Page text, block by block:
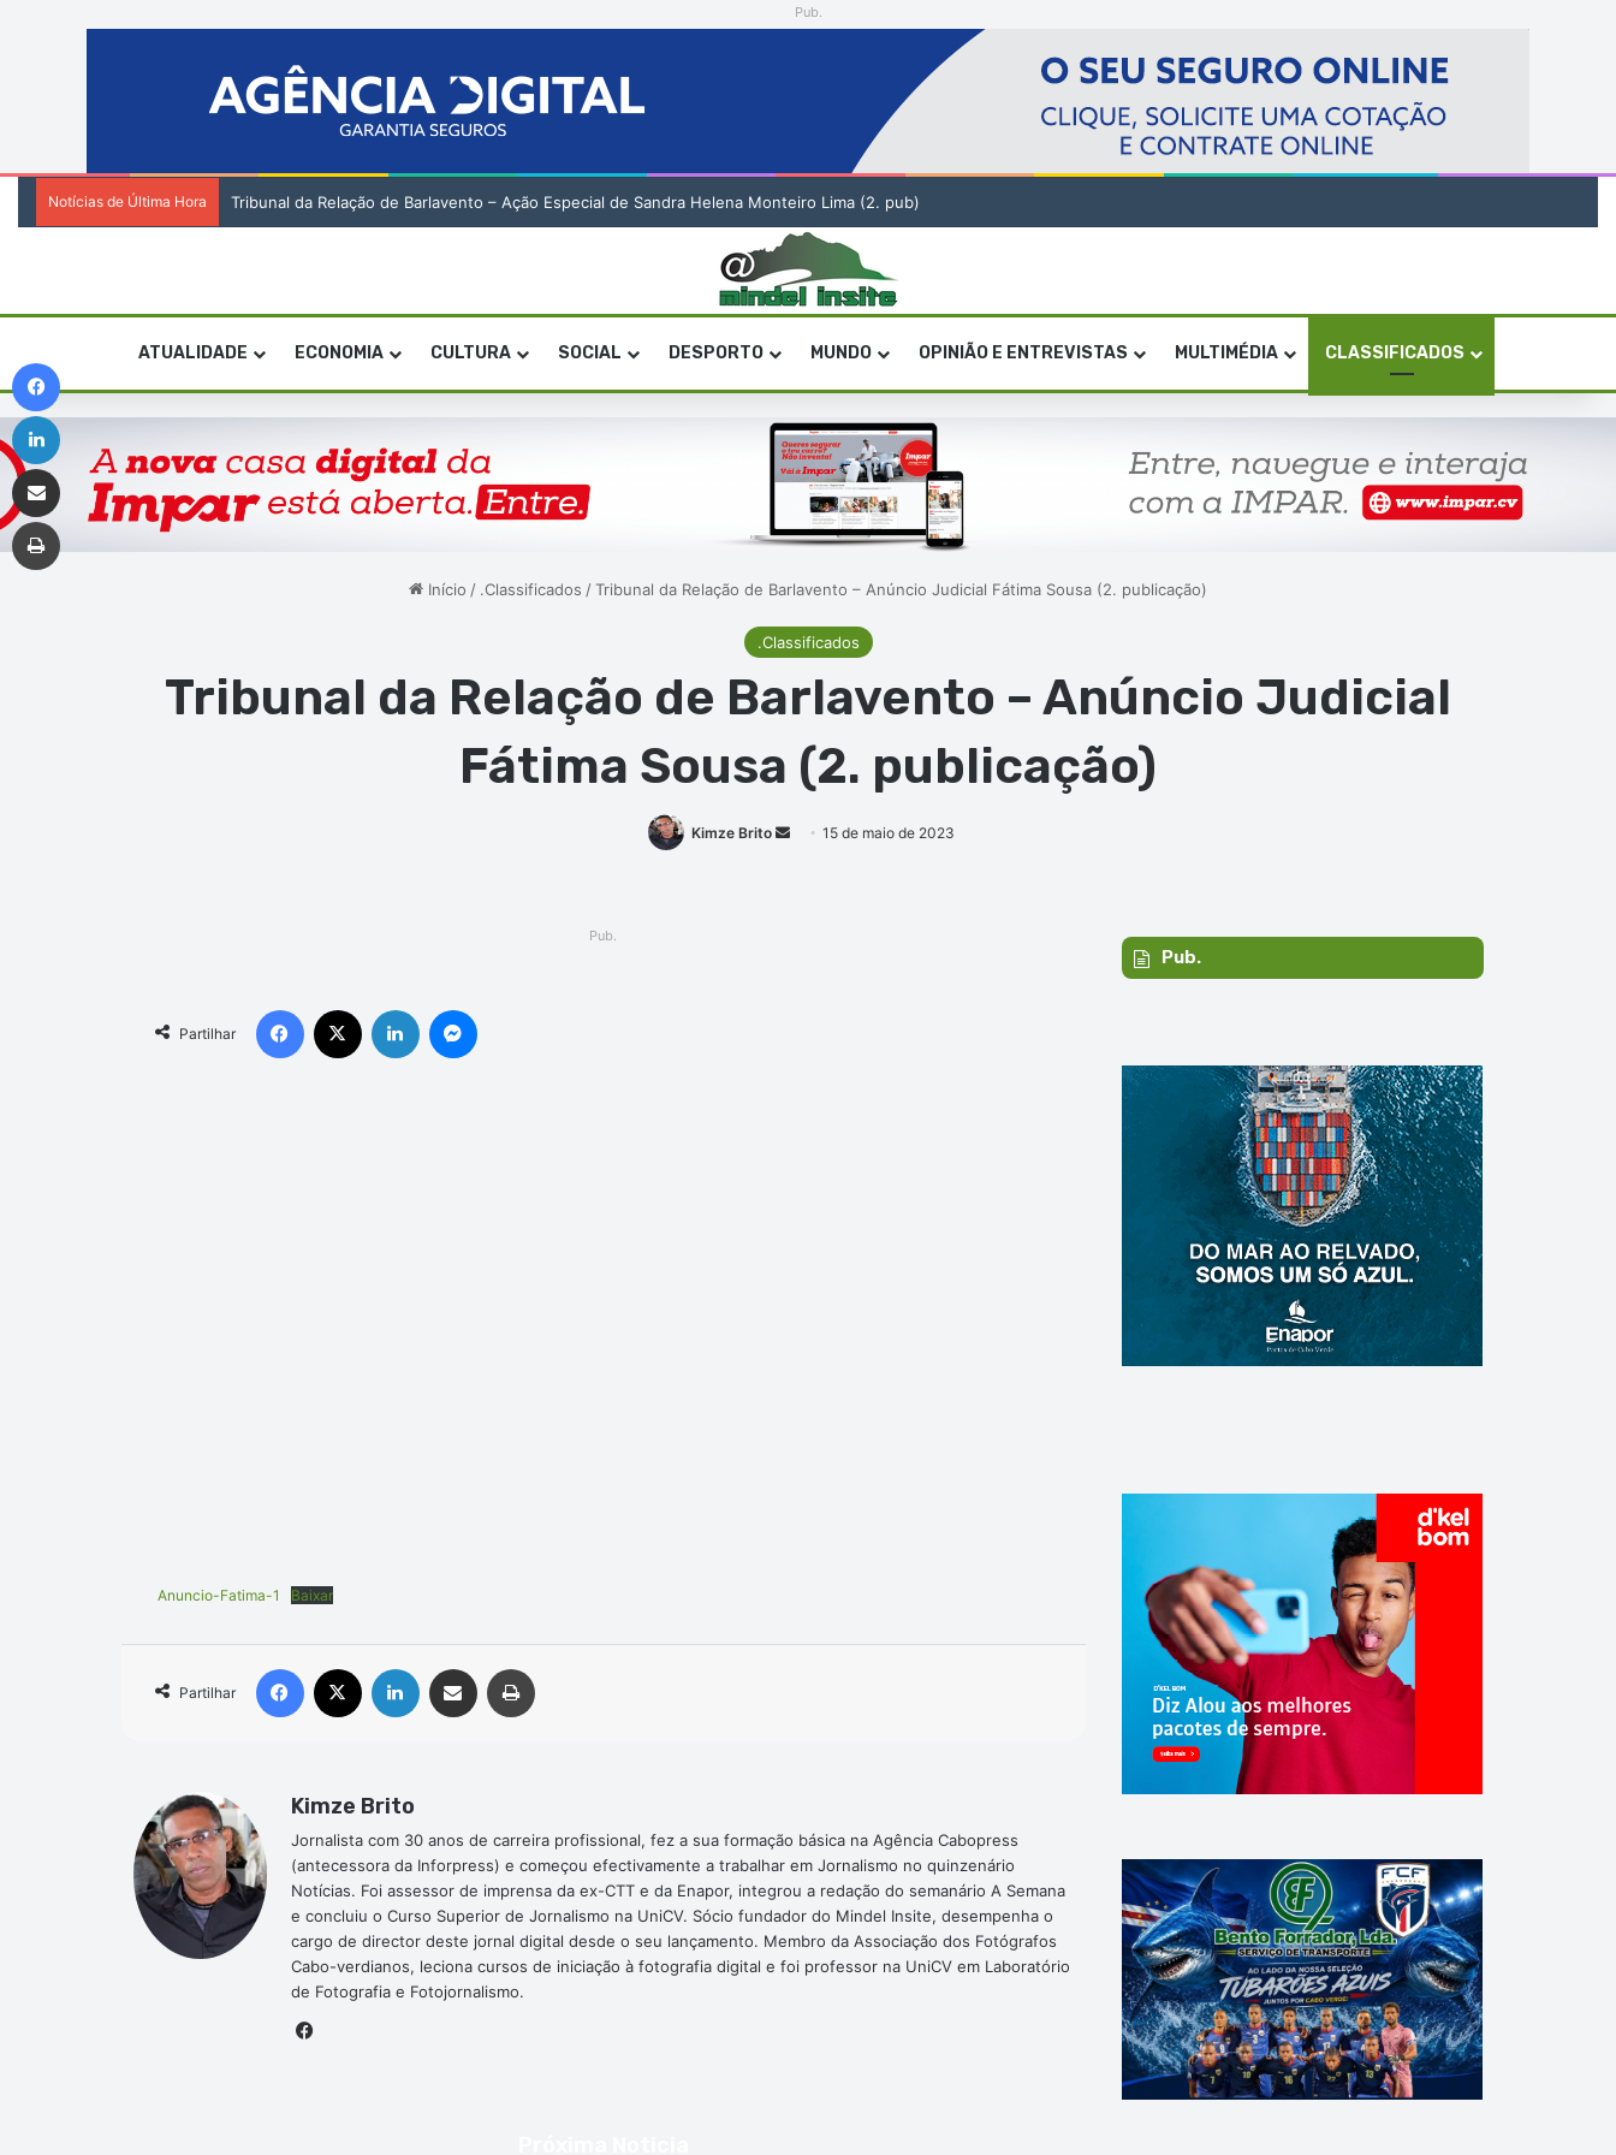
Pub.
Notícias de Última Hora A naturalidade, o mérito e a responsabilidade nas mudanças na Administração Pública
ATUALIDADE ECONOMIA CULTURA SOCIAL DESPORTO MUNDO OPINIÃO E ENTREVISTAS MULTIMÉDIA CLASSIFICADOS
Início / .Classificados /Tribunal da Relação de Barlavento – Anúncio Judicial Fátima Sousa (2. publicação)
.Classificados
Tribunal da Relação de Barlavento – Anúncio Judicial
Fátima Sousa (2. publicação)
Kimze Brito
Mande15 de maio de 2023
Pub.
Partilhar
Facebook Linkedin
Anuncio-Fatima-1 Baixar
Partilhar
Facebook Linkedin Compartilhar via e-mail
Kimze Brito
Jornalista com 30 anos de carreira profissional, fez a sua formação básica na Agência Cabopress
(antecessora da Inforpress) e começou efectivamente a trabalhar em Jornalismo no quinzenário
Notícias. Foi assessor de imprensa da ex-CTT e da Enapor, integrou a redação do semanário A Semana
e concluiu o Curso Superior de Jornalismo na UniCV. Sócio fundador do Mindel Insite, desempenha o
cargo de director deste jornal digital desde o seu lançamento. Membro da Associação dos Fotógrafos
Cabo-verdianos, leciona cursos de iniciação à fotografia digital e foi professor na UniCV em Laboratório
de Fotografia e Fotojornalismo.
Pub.
Linkedin
Imprimir